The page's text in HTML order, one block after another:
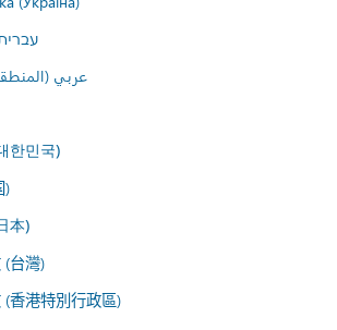
عربي
한민국)
)
本)
(台灣)
香港特別行政區)